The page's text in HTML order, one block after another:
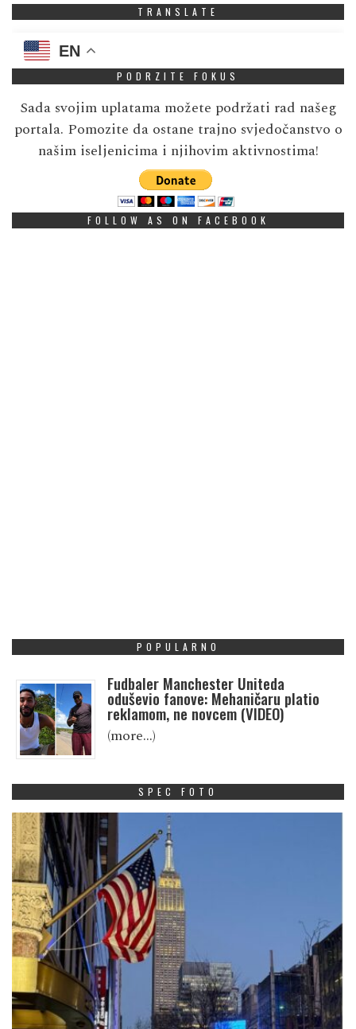
TRANSLATE
EN
PODRZITE FOKUS
Sada svojim uplatama možete podržati rad našeg
portala. Pomozite da ostane trajno svjedočanstvo o
našim iseljenicima i njihovim aktivnostima!
FOLLOW AS ON FACEBOOK
POPULARNO
Fudbaler Manchester Uniteda
oduševio fanove: Mehaničaru platio
reklamom, ne novcem (VIDEO)
(more…)
SPEC FOTO